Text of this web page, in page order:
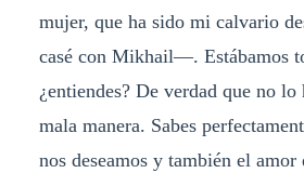
mujer, que ha sido mi calvario
casé con Mikhail—. Estábamos
¿entiendes? De verdad que no lo
mala manera. Sabes
nos deseamos y también el amor